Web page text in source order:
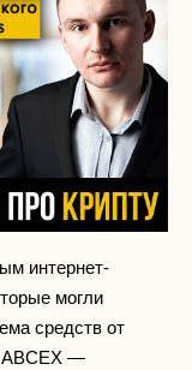
интернет-
могли
средств от
ABCEX —